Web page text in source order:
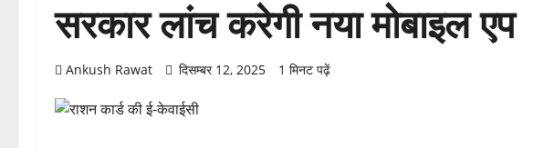
सरकार लांच करेगी नया मोबाइल एप
Ankush Rawat दिसम्बर 12, 2025 1 मिनट पढ़ें